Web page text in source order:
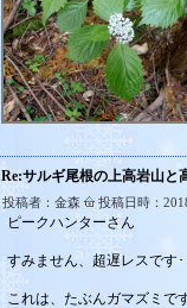
Re:サルギ尾根の上高岩山と
投稿者：金森 投稿日時：
ピークハンターさん
すみません、超遅レスです･
これは、たぶんガマズミで